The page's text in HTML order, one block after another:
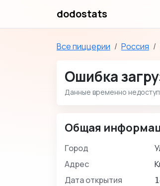
dodostats
Все пиццерии Россия
Ошибка
Данные временно
Общая
Город
Адрес
Дата открытия